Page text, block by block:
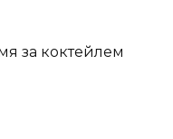
за коктейлем